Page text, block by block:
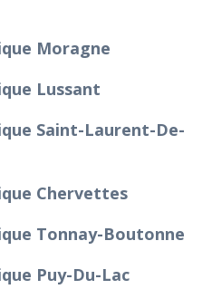
Moragne
Lussant
Saint-Laurent-De-
Chervettes
Tonnay-Boutonne
Puy-Du-Lac